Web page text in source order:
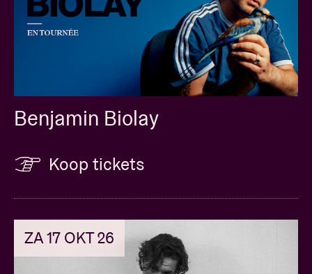
Benjamin Biolay
Koop tickets
ZA 17 OKT 26